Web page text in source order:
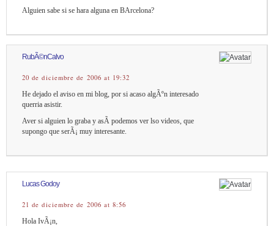
Alguien sabe si se hara alguna en BArcelona?
RubÃ©nCalvo
20 de diciembre de 2006 at 19:32
He dejado el aviso en mi blog, por si acaso algÃºn interesado
querria asistir.
Aver si alguien lo graba y asÃ­ podemos ver lso videos, que
supongo que serÃ¡ muy interesante.
Lucas Godoy
21 de diciembre de 2006 at 8:56
Hola IvÃ¡n,